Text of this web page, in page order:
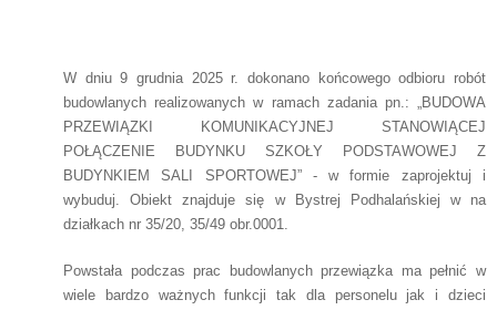
W dniu 9 grudnia 2025 r. dokonano końcowego odbioru robót
budowlanych realizowanych w ramach zadania pn.: „BUDOWA
PRZEWIĄZKI KOMUNIKACYJNEJ STANOWIĄCEJ
POŁĄCZENIE BUDYNKU SZKOŁY PODSTAWOWEJ Z
BUDYNKIEM SALI SPORTOWEJ” - w formie zaprojektuj i
wybuduj. Obiekt znajduje się w Bystrej Podhalańskiej w na
działkach nr 35/20, 35/49 obr.0001.
Powstała podczas prac budowlanych przewiązka ma pełnić w
wiele bardzo ważnych funkcji tak dla personelu jak i dzieci